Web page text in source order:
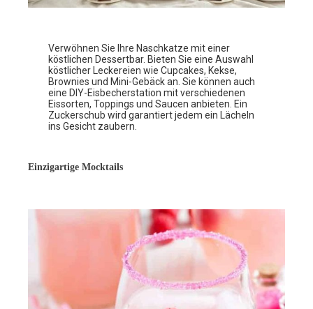
Verwöhnen Sie Ihre Naschkatze mit einer
köstlichen Dessertbar. Bieten Sie eine Auswahl
köstlicher Leckereien wie Cupcakes, Kekse,
Brownies und Mini-Gebäck an. Sie können auch
eine DIY-Eisbecherstation mit verschiedenen
Eissorten, Toppings und Saucen anbieten. Ein
Zuckerschub wird garantiert jedem ein Lächeln
ins Gesicht zaubern.
Einzigartige Mocktails